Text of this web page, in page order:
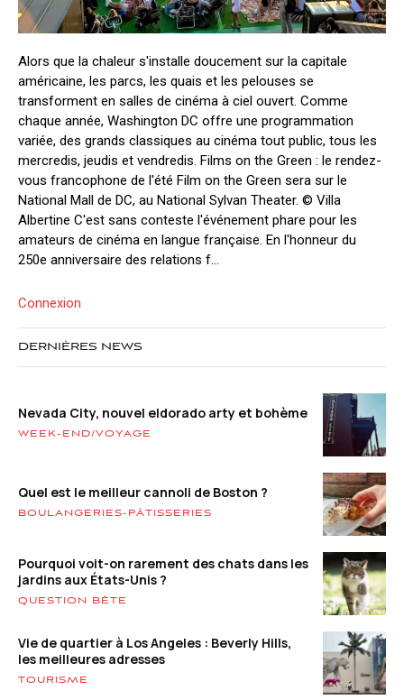
Alors que la chaleur s'installe doucement sur la capitale
américaine, les parcs, les quais et les pelouses se
transforment en salles de cinéma à ciel ouvert. Comme
chaque année, Washington DC offre une programmation
variée, des grands classiques au cinéma tout public, tous les
mercredis, jeudis et vendredis. Films on the Green : le rendez-
vous francophone de l'été Film on the Green sera sur le
National Mall de DC, au National Sylvan Theater. © Villa
Albertine C'est sans conteste l'événement phare pour les
amateurs de cinéma en langue française. En l'honneur du
250e anniversaire des relations f...
Connexion
DERNIÈRES NEWS
Nevada City, nouvel eldorado arty et bohème
WEEK-END/VOYAGE
Quel est le meilleur cannoli de Boston ?
BOULANGERIES-PÂTISSERIES
Pourquoi voit-on rarement des chats dans les
jardins aux États-Unis ?
QUESTION BÊTE
Vie de quartier à Los Angeles : Beverly Hills,
les meilleures adresses
TOURISME